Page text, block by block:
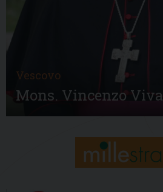
Vescovo
Mons. Vincenzo Viva